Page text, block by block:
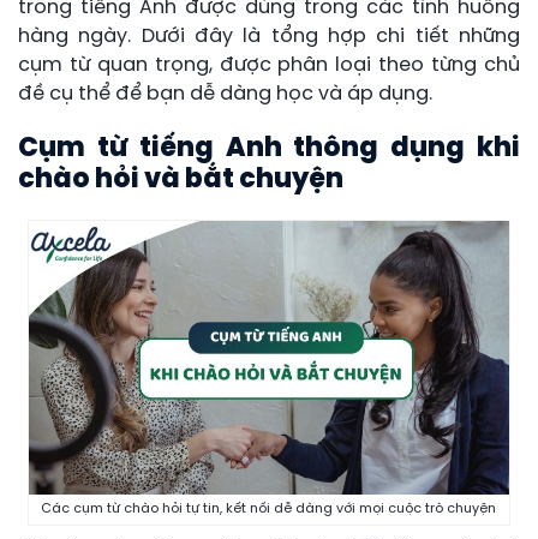
trong tiếng Anh được dùng trong các tình huống
hàng ngày. Dưới đây là tổng hợp chi tiết những
cụm từ quan trọng, được phân loại theo từng chủ
đề cụ thể để bạn dễ dàng học và áp dụng.
Cụm từ tiếng Anh thông dụng khi
chào hỏi và bắt chuyện
Các cụm từ chào hỏi tự tin, kết nối dễ dàng với mọi cuộc trò chuyện